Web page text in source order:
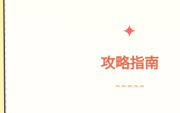
✦
攻略指南
~~~~~